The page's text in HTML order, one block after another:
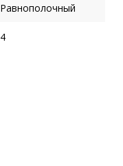
Равнополочный
4